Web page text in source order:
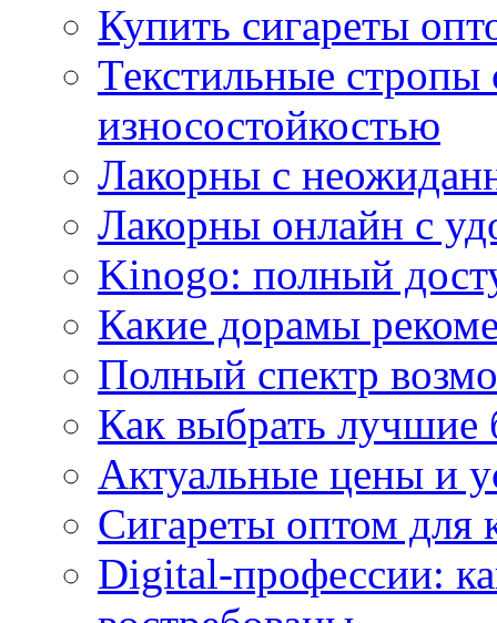
Купить сигареты
Текстильные
износостойкостью
Лакорны с
Лакорны онлайн с
Kinogo: полный
Какие дорамы
Полный спектр
Как выбрать
Актуальные цены и
Сигареты оптом для
Digital-профессии: